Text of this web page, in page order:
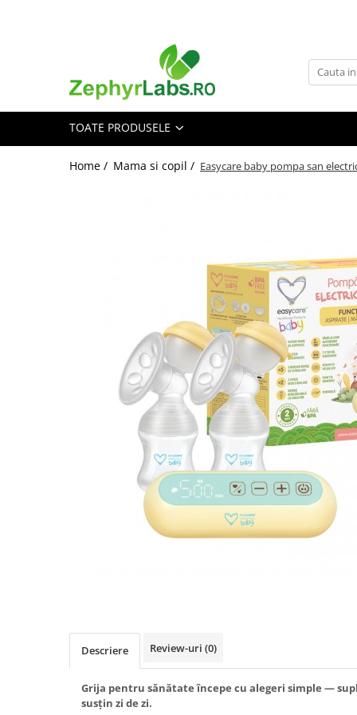
Alimentatie sanatoasa
Suplimente alimentare copii
Produse antiparazitare
Produse pentru ingrijire si
Igiena intima
Produse anti-insecte
Protectie solara
TOATE PRODUSELE
Home / Mama si copil / Easycare baby pompa san
Descriere Review-uri (0)
Grija pentru sănătate începe cu alegeri simple —
susțin zi de zi.